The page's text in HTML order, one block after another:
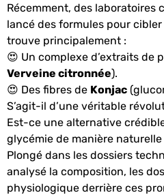
Récemment, des laboratoires
lancé des formules pour
trouve principalement :
😍 Un complexe d’extraits de
Verveine citronnée).
😍 Des fibres de Konjac
S’agit-il d’une véritable
Est-ce une alternative
glycémie de manière naturelle
Plongé dans les dossiers
analysé la composition, les
physiologique derrière ces